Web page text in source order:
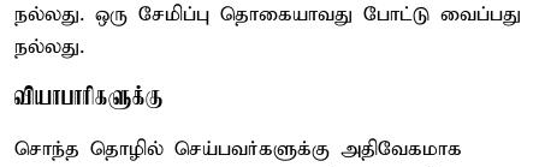
நல்லது. ஒரு சேமிப்பு தொகையாவது போட்டு வைப்பது
நல்லது.
வியாபாரிகளுக்கு
சொந்த தொழில் செய்பவர்களுக்கு அதிவேகமாக